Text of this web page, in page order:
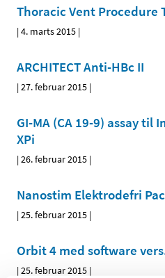
Thoracic Vent Procedure
|4. marts 2015 |
ARCHITECT Anti-HBc II
|27. februar 2015 |
GI-MA (CA 19-9) assay til
XPi
|26. februar 2015 |
Nanostim Elektrodefri
|25. februar 2015 |
Orbit 4 med software
|25. februar 2015 |